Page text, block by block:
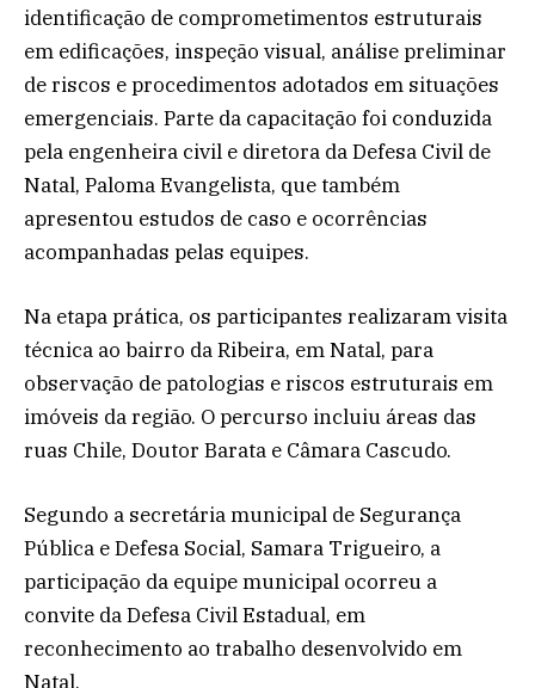
identificação de comprometimentos estruturais
em edificações, inspeção visual, análise preliminar
de riscos e procedimentos adotados em situações
emergenciais. Parte da capacitação foi conduzida
pela engenheira civil e diretora da Defesa Civil de
Natal, Paloma Evangelista, que também
apresentou estudos de caso e ocorrências
acompanhadas pelas equipes.
Na etapa prática, os participantes realizaram visita
técnica ao bairro da Ribeira, em Natal, para
observação de patologias e riscos estruturais em
imóveis da região. O percurso incluiu áreas das
ruas Chile, Doutor Barata e Câmara Cascudo.
Segundo a secretária municipal de Segurança
Pública e Defesa Social, Samara Trigueiro, a
participação da equipe municipal ocorreu a
convite da Defesa Civil Estadual, em
reconhecimento ao trabalho desenvolvido em
Natal.